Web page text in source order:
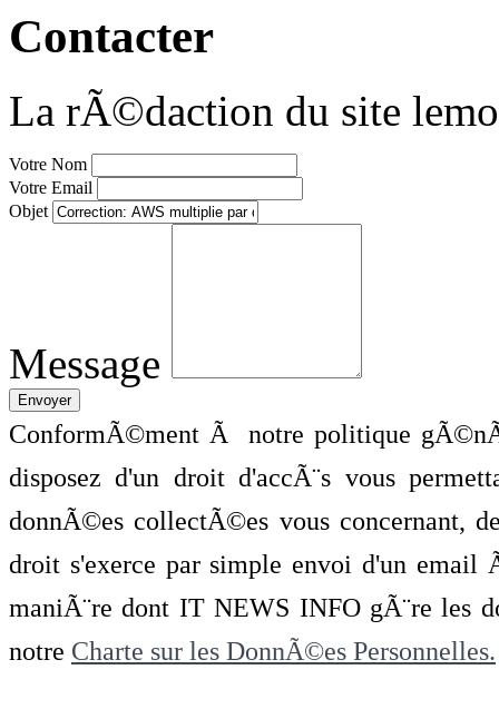
Contacter
La rÃ©daction du site
Votre Nom
Votre Email
Objet
Message
ConformÃ©ment Ã notre politique
disposez d'un droit d'accÃ¨s vous
donnÃ©es collectÃ©es vous concernant,
droit s'exerce par simple envoi d'un
maniÃ¨re dont IT NEWS INFO gÃ¨re les
notre Charte sur les DonnÃ©es Personnelles.